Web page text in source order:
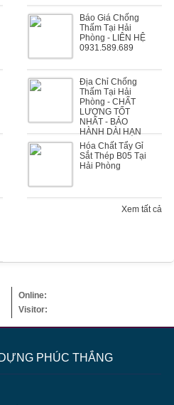
Báo Giá Chống
Thấm Tại Hải
Phòng - LIÊN HỆ
0931.589.689
Địa Chỉ Chống
Thấm Tại Hải
Phòng - CHẤT
LƯỢNG TỐT
NHẤT - BẢO
HÀNH DÀI HẠN
Hóa Chất Tẩy Gỉ
Sắt Thép B05 Tại
Hải Phòng
Xem tất cả
Online:
Visitor:
PHÚC THẮNG